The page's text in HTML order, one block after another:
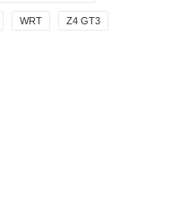
WRT Z4 GT3